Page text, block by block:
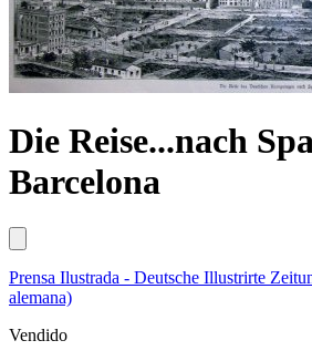
Die Reise...nach
Barcelona
Prensa Ilustrada - Deutsche Illustrirte
alemana)
Vendido